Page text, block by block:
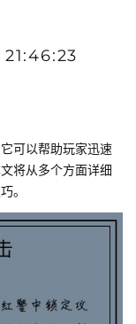
可以帮助玩家迅速
将从多个方面详细
。